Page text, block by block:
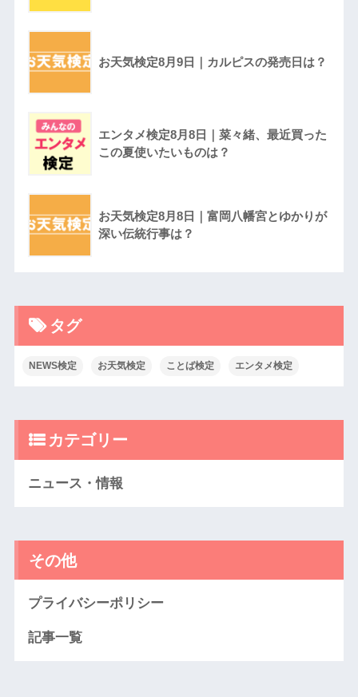
お天気検定8月9日｜カルピスの発売日は？
エンタメ検定8月8日｜菜々緒、最近買った
この夏使いたいものは？
お天気検定8月8日｜富岡八幡宮とゆかりが
深い伝統行事は？
タグ
NEWS検定 お天気検定 ことば検定 エンタメ検定
カテゴリー
ニュース・情報
その他
プライバシーポリシー
記事一覧